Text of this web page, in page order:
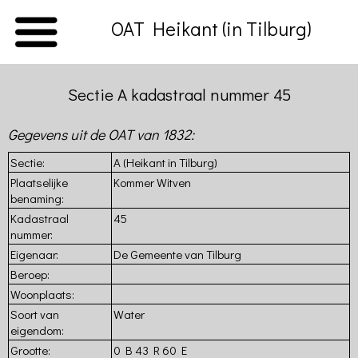
OAT Heikant (in Tilburg)
Sectie A kadastraal nummer 45
Gegevens uit de OAT van 1832:
Sectie:
A (Heikant in Tilburg)
Plaatselijke
benaming:
Kommer Witven
Kadastraal
nummer:
45
Eigenaar:
De Gemeente van Tilburg
Beroep:
Woonplaats:
Soort van
eigendom:
Water
Grootte:
0 B 43 R 60 E
Introductie
Beschrijving
van
de
Hasselt
Volkstelling
van
Tilburg
(1830)
Kadaster
van
Tilburg
(1832)